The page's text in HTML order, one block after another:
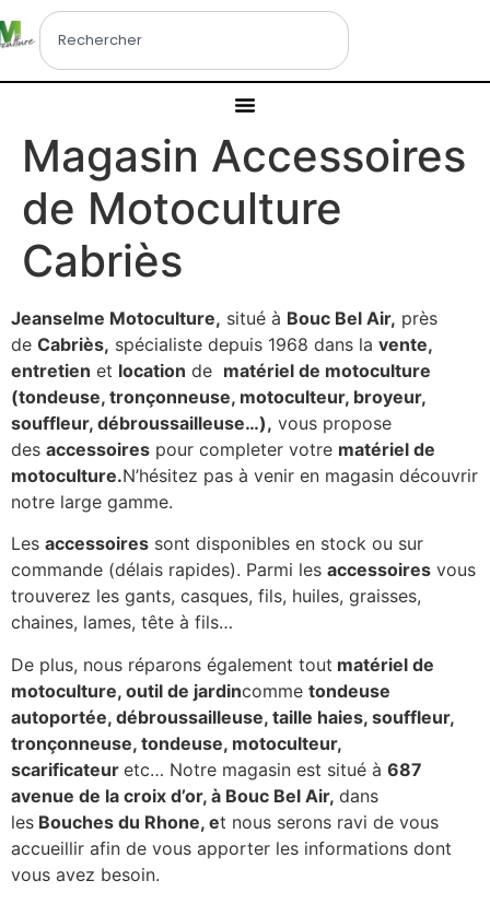
Magasin Accessoires
de Motoculture
Cabriès
Jeanselme Motoculture, situé à Bouc Bel Air, près
de Cabriès, spécialiste depuis 1968 dans la vente,
entretien et location de matériel de motoculture
(tondeuse, tronçonneuse, motoculteur, broyeur,
souffleur, débroussailleuse…), vous propose
des accessoires pour completer votre matériel de
motoculture.N’hésitez pas à venir en magasin découvrir
notre large gamme.
Les accessoires sont disponibles en stock ou sur
commande (délais rapides). Parmi les accessoires vous
trouverez les gants, casques, fils, huiles, graisses,
chaines, lames, tête à fils…
De plus, nous réparons également tout matériel de
motoculture, outil de jardincomme tondeuse
autoportée, débroussailleuse, taille haies, souffleur,
tronçonneuse, tondeuse, motoculteur,
scarificateur etc… Notre magasin est situé à 687
avenue de la croix d’or, à Bouc Bel Air, dans
les Bouches du Rhone, et nous serons ravi de vous
accueillir afin de vous apporter les informations dont
vous avez besoin.